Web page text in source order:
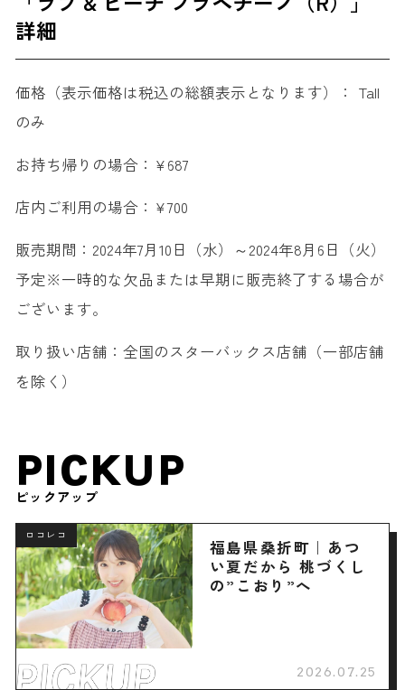
詳細
価格（表示価格は税込の総額表示となります）： Tall
のみ
お持ち帰りの場合：¥687
店内ご利用の場合：¥700
販売期間：2024年7月10日（水）～2024年8月6日（火）
予定※一時的な欠品または早期に販売終了する場合が
ございます。
取り扱い店舗：全国のスターバックス店舗（一部店舗
を除く）
PICKUP
ピックアップ
ロコレコ
福島県桑折町｜あつ
い夏だから 桃づくし
の”こおり”へ
2026.07.25